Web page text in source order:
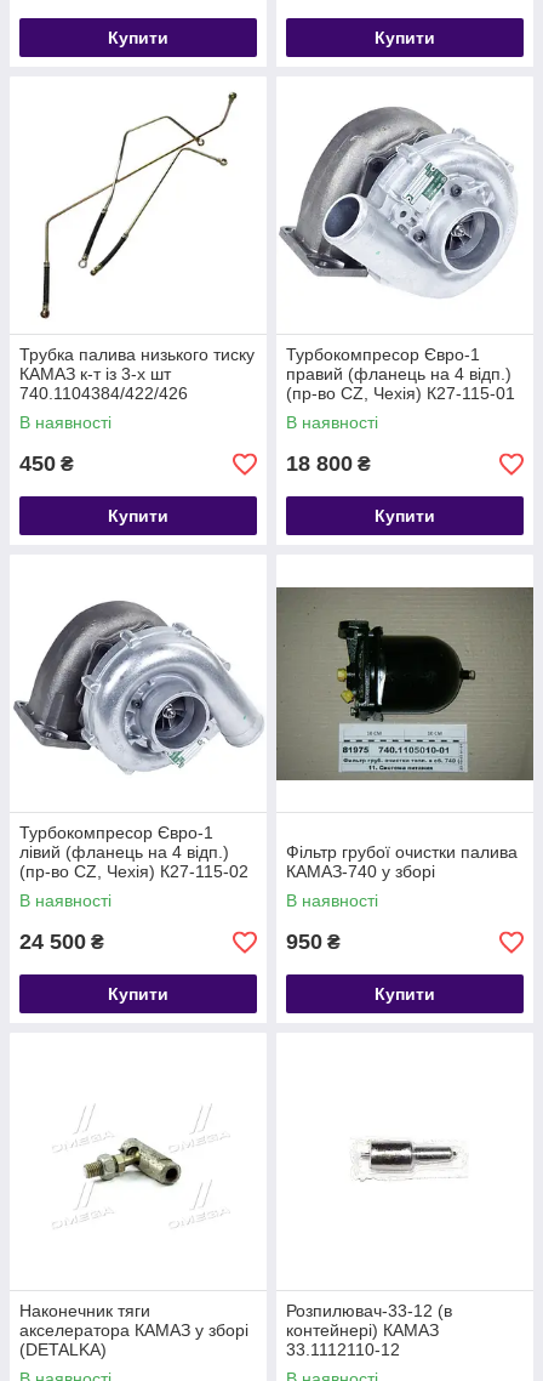
Купити Купити
Трубка палива низького тиску
КАМАЗ к-т із 3-х шт
740.1104384/422/426
В наявності
450 ₴
Купити
Турбокомпресор Євро-1
правий (фланець на 4 відп.)
(пр-во CZ, Чехія) К27-115-01
В наявності
18 800 ₴
Купити
Турбокомпресор Євро-1
лівий (фланець на 4 відп.)
(пр-во CZ, Чехія) К27-115-02
В наявності
24 500 ₴
Купити
Фільтр грубої очистки палива
КАМАЗ-740 у зборі
В наявності
950 ₴
Купити
Наконечник тяги
акселератора КАМАЗ у зборі
(DETALKA)
Розпилювач-33-12 (в
контейнері) КАМАЗ
33.1112110-12